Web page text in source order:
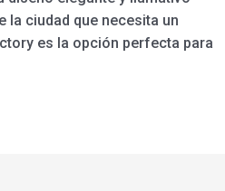
la ciudad que necesita un
es la opción perfecta para